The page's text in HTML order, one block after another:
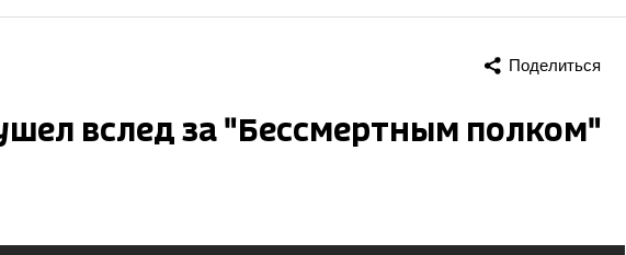
Поделиться
вслед за "Бессмертным полком"